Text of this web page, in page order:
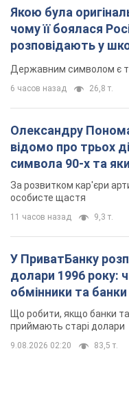
Якою була
чому її боялася
розповідають у
Державним символом є
6 часов назад 26,8 т.
Олександру
відомо про трьох
символа 90-х та
мають
За розвитком кар'єри
особисте щастя
11 часов назад 9,3 т.
У ПриватБанку
долари 1996 року:
обмінники та
Що робити, якщо банки та
приймають старі долари
9.08.2026 02:20 83,5 т.